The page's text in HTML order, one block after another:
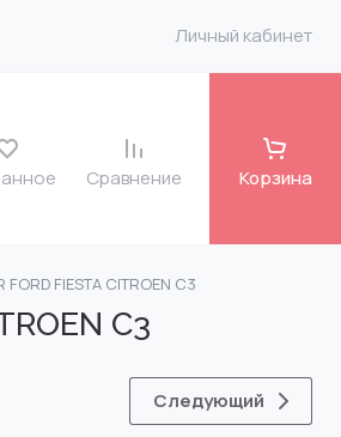
Личный кабинет
Сравнение Корзина
FIESTA CITROEN C3
C3
Следующий